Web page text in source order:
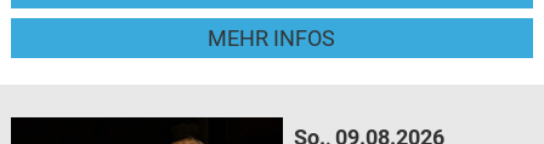
MEHR INFOS
So., 09.08.2026